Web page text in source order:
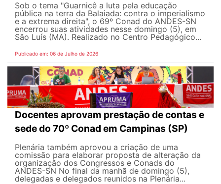
Sob o tema "Guarnicê a luta pela educação
pública na terra da Balaiada: contra o imperialismo
e a extrema direita", o 69º Conad do ANDES-SN
encerrou suas atividades nesse domingo (5), em
São Luís (MA). Realizado no Centro Pedagógico...
Publicado em: 06 de Julho de 2026
Docentes aprovam prestação de contas e
sede do 70º Conad em Campinas (SP)
Plenária também aprovou a criação de uma
comissão para elaborar proposta de alteração da
organização dos Congressos e Conads do
ANDES-SN No final da manhã de domingo (5),
delegadas e delegados reunidos na Plenária...